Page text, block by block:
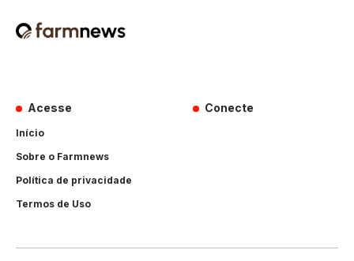
Acesse
Início
Sobre o Farmnews
Política de privacidade
Termos de Uso
Conecte